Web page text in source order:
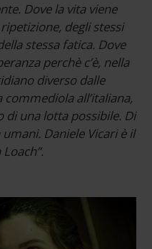
Dove la vita viene
degli stessi
stessa fatica. Dove
perchè c’è, nella
diverso dalle
all’italiana,
di una lotta possibile. Di
Daniele Vicari è il